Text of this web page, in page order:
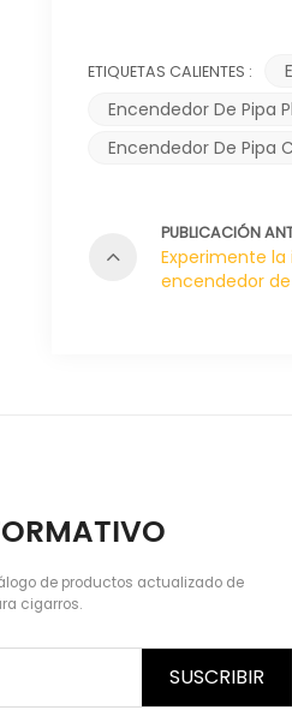
ETIQUETAS CALIENTES :
Encendedor De Pipa
Encendedor De Pipa
PUBLICACIÓN
Experimente
encendedor de
de productos actualizado de
cigarros.
SUSCRIBIR